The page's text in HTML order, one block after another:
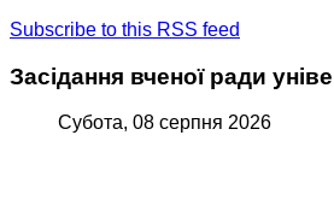
Subscribe to this RSS feed
Засідання вченої ради
Субота, 08 серпня 2026